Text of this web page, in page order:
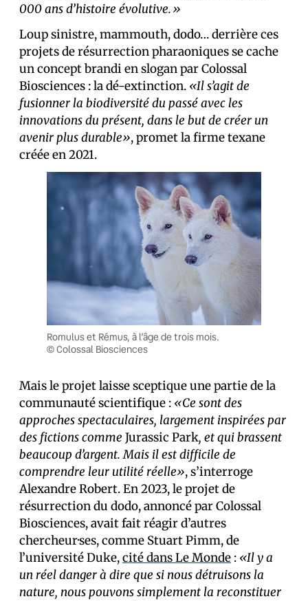
000 ans d’histoire évolutive.»
Loup sinistre, mammouth, dodo… derrière ces
projets de résurrection pharaoniques se cache
un concept brandi en slogan par Colossal
Biosciences : la dé-extinction. «Il s’agit de
fusionner la biodiversité du passé avec les
innovations du présent, dans le but de créer un
avenir plus durable», promet la firme texane
créée en 2021.
Romulus et Rémus, à l’âge de trois mois.
© Colossal Biosciences
Mais le projet laisse sceptique une partie de la
communauté scientifique : «Ce sont des
approches spectaculaires, largement inspirées par
des fictions comme Jurassic Park, et qui brassent
beaucoup d’argent. Mais il est difficile de
comprendre leur utilité réelle», s’interroge
Alexandre Robert. En 2023, le projet de
résurrection du dodo, annoncé par Colossal
Biosciences, avait fait réagir d’autres
chercheur·ses, comme Stuart Pimm, de
l’université Duke,cité dans Le Monde : «Il y a
un réel danger à dire que si nous détruisons la
nature, nous pouvons simplement la reconstituer